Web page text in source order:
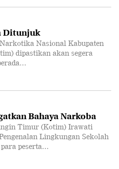
Ditunjuk
Nasional Kabupaten
dipastikan akan segera
Bahaya Narkoba
Timur (Kotim) Irawati
Lingkungan Sekolah
peserta…